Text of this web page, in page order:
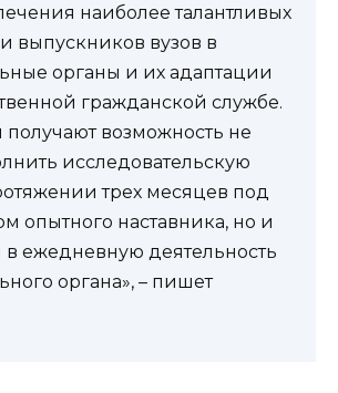
наиболее талантливых
выпускников вузов в
органы и их адаптации
гражданской службе.
возможность не
исследовательскую
трех месяцев под
опытного наставника, но и
в ежедневную деятельность
органа», – пишет